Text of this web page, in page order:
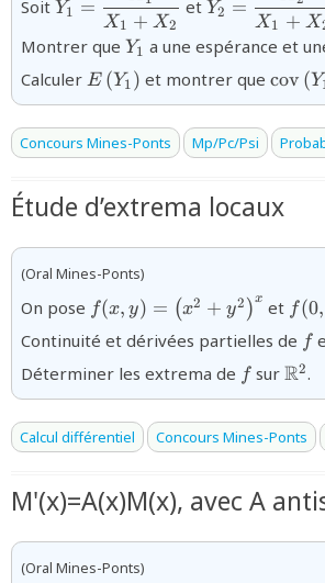
Soit
{X_{1}+X_{2}}}
Y1 =
X 1 + X2
et Y2 =
X 1 + X
Montrer que {Y_{1}}
Y1 a une espérance et
Calculer {E\left(Y_{1}\right)}
E (Y1 ) et montrer que
=-
cov (Y
Concours Mines-Ponts Mp/Pc/Psi
Étude d’extrema locaux
(Oral Mines-Ponts)
On pose f(x, y) = (x2 + y2 )x et f(0,
Continuité et dérivées partielles de {f}
f
Déterminer les extrema de {f}
f surR2.
Calcul différentiel Concours Mines-Ponts
M'(x)=A(x)M(x), avec A
(Oral Mines-Ponts)